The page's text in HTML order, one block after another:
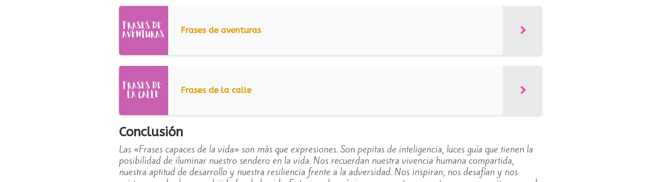
Frases de aventuras
Frases de la calle
Conclusión
Las «Frases capaces de la vida» son más que expresiones. Son pepitas de inteligencia, luces guía que tienen la
posibilidad de iluminar nuestro sendero en la vida. Nos recuerdan nuestra vivencia humana compartida,
nuestra aptitud de desarrollo y nuestra resiliencia frente a la adversidad. Nos inspiran, nos desafían y nos